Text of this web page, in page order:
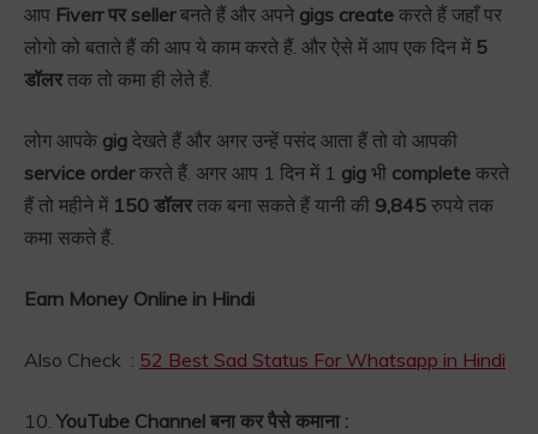
आप Fiverr पर sellerबनते हैं और अपने gigs create करते हैं जहाँ पर
लोगो को बताते हैं की आप ये काम करते हैं. और ऐसे में आप एक दिन में 5
डॉलरतक तो कमा ही लेते हैं.
लोग आपके gig देखते हैं और अगर उन्हें पसंद आता हैं तो वो आपकी
service orderकरते हैं. अगर आप 1 दिन में 1 gig भी complete करते
हैं तो महीने में 150 डॉलरतक बना सकते हैं यानी की 9,845 रुपये तक
कमा सकते हैं.
Earn Money Online in Hindi
Also Check : 52 Best Sad Status For Whatsapp in Hindi
10.YouTube Channel बना कर पैसे कमाना :